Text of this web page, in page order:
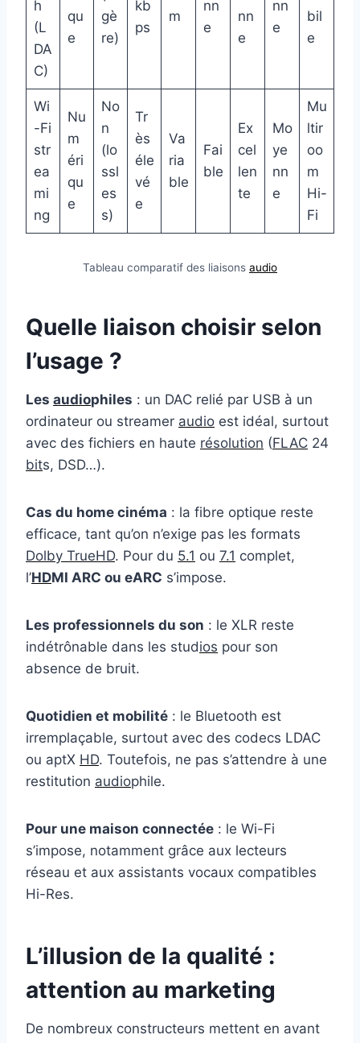
h
(L
DA
C)
qu
e
gè
re)
kb
ps
m
nn
e
nn
e
nn
e
bil
e
Wi
-Fi
str
ea
mi
ng
Nu
m
éri
qu
e
No
n
(lo
ssl
es
s)
Tr
ès
éle
vé
e
Va
ria
ble
Fai
ble
Ex
cel
len
te
Mo
ye
nn
e
Mu
ltir
oo
m
Hi-
Fi
Tableau comparatif des liaisons audio
Quelle liaison choisir selon
l’usage ?
Les audiophiles : un DAC relié par USB à un
ordinateur ou streamer audio est idéal, surtout
avec des fichiers en haute résolution (FLAC 24
bits, DSD…).
Cas du home cinéma : la fibre optique reste
efficace, tant qu’on n’exige pas les formats
Dolby TrueHD. Pour du 5.1 ou 7.1 complet,
l’HDMI ARC ou eARC s’impose.
Les professionnels du son : le XLR reste
indétrônable dans les studios pour son
absence de bruit.
Quotidien et mobilité : le Bluetooth est
irremplaçable, surtout avec des codecs LDAC
ou aptX HD. Toutefois, ne pas s’attendre à une
restitution audiophile.
Pour une maison connectée : le Wi-Fi
s’impose, notamment grâce aux lecteurs
réseau et aux assistants vocaux compatibles
Hi-Res.
L’illusion de la qualité :
attention au marketing
De nombreux constructeurs mettent en avant